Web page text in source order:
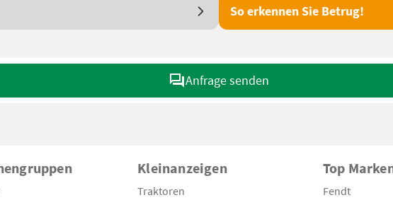
So erkennen Sie Betrug!
Anfrage senden
Kleinanzeigen
Traktoren
Top
Fendt